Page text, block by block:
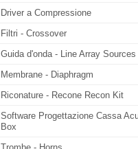
Driver a Compressione
Filtri - Crossover
Guida d'onda - Line Array Sources
Membrane - Diaphragm
Riconature - Recone Recon Kit
Software Progettazione Cassa
Box